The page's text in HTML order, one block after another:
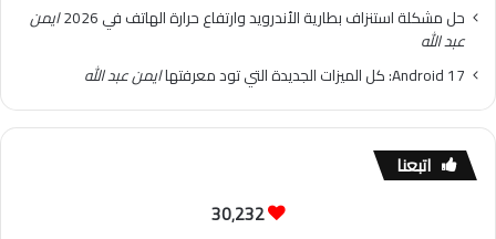
حل مشكلة استنزاف بطارية الأندرويد وارتفاع حرارة الهاتف في 2026
ايمن
عبد الله
Android 17: كل الميزات الجديدة التي تود معرفتها
ايمن عبد الله
اتبعنا
30٬232